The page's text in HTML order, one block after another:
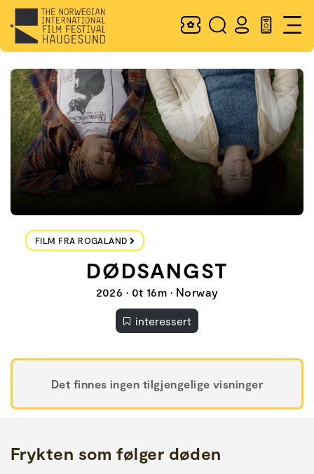
FILM FRA ROGALAND
DØDSANGST
2026 • 0t 16m • Norway
interessert
Det finnes ingen tilgjengelige visninger
Frykten som følger døden